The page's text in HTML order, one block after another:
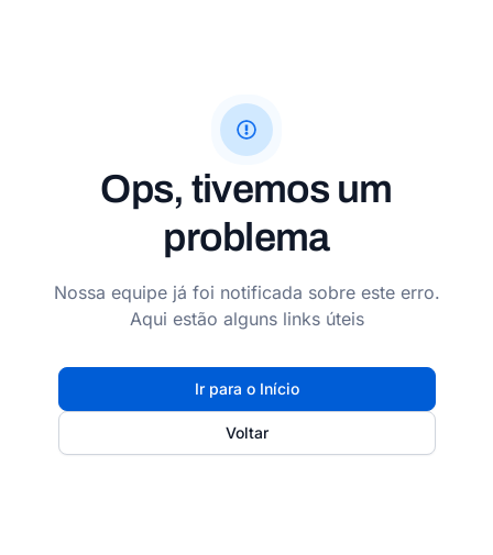
Ops, tivemos um
problema
Nossa equipe já foi notificada sobre este erro.
Aqui estão alguns links úteis
Ir para o Início
Voltar